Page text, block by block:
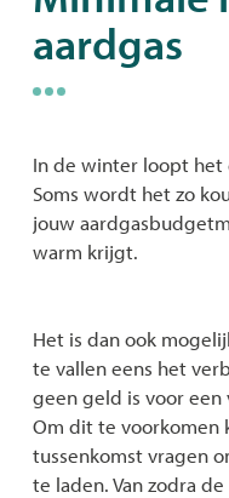
aardgas
In de winter loopt het
Soms wordt het zo
jouw
warm krijgt.
Het is dan ook
te vallen eens het
geen geld is voor
Om dit te voorkomen
tussenkomst vragen
te laden. Van zodra